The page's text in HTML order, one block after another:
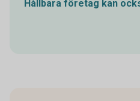
Hållbara företag kan